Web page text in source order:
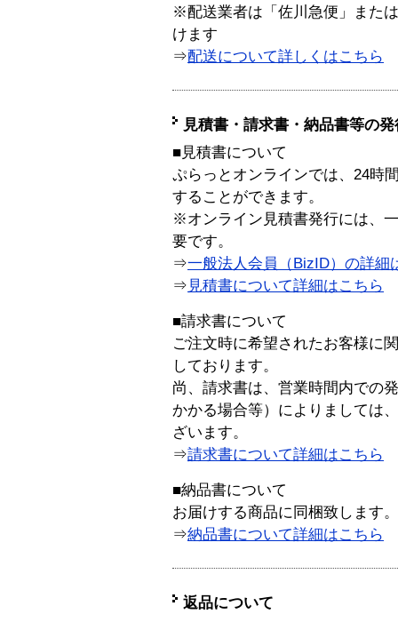
※配送業者は「佐川急便」また
けます
⇒配送について詳しくはこちら
見積書・請求書・納品書等の
■見積書について
ぷらっとオンラインでは、24時
することができます。
※オンライン見積書発行には、
要です。
⇒一般法人会員（BizID）の詳細
⇒ 見積書について詳細はこちら
■請求書について
ご注文時に希望されたお客様に
しております。
尚、請求書は、営業時間内での
かかる場合等）によりましては
ざいます。
⇒請求書について詳細はこちら
■納品書について
お届けする商品に同梱致します。
⇒納品書について詳細はこちら
返品について